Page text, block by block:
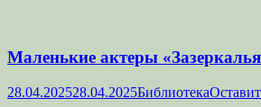
Маленькие актеры
Опубликовано
28.04.202528.04.2025Автор
Библиотека